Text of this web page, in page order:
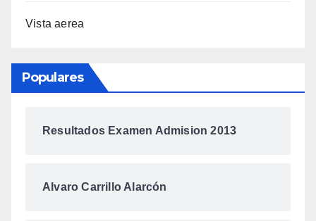
Vista aerea
Populares
Resultados Examen Admision 2013
Alvaro Carrillo Alarcón